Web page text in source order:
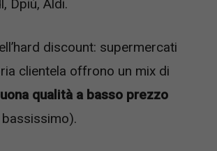
Dpiù, Aldi.
discount: supermercati
clientela offrono un mix di
qualità a basso prezzo